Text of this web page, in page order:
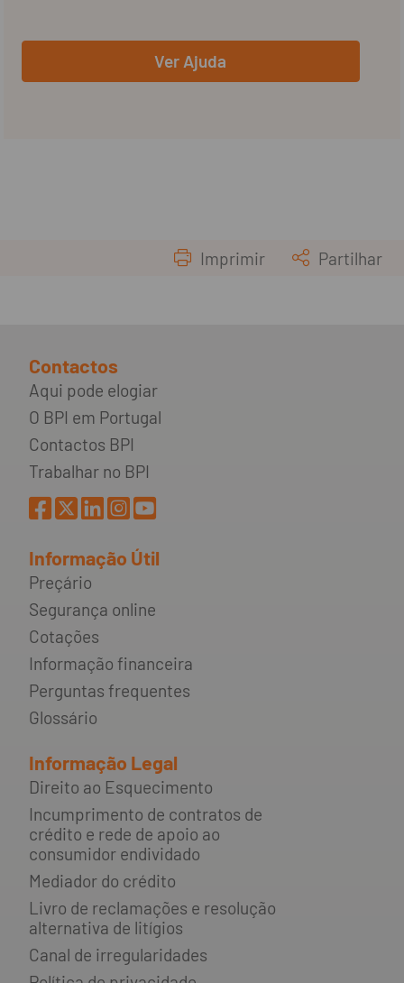
Ver Ajuda
Imprimir Partilhar
Contactos
Aqui pode elogiar
O BPI em Portugal
Contactos BPI
Trabalhar no BPI
Informação Útil
Preçário
Segurança online
Cotações
Informação financeira
Perguntas frequentes
Glossário
Informação Legal
Direito ao Esquecimento
Incumprimento de contratos de
crédito e rede de apoio ao
consumidor endividado
Mediador do crédito
Livro de reclamações e resolução
alternativa de litígios
Canal de irregularidades